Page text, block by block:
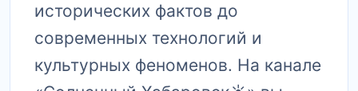
исторических фактов до
современных технологий и
культурных феноменов. На канале